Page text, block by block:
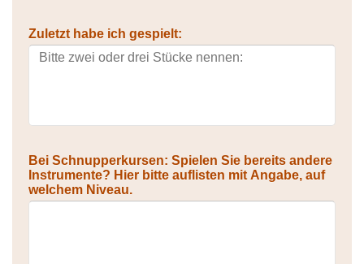
Zuletzt habe ich gespielt:
Bei Schnupperkursen: Spielen Sie bereits andere
Instrumente? Hier bitte auflisten mit Angabe, auf
welchem Niveau.